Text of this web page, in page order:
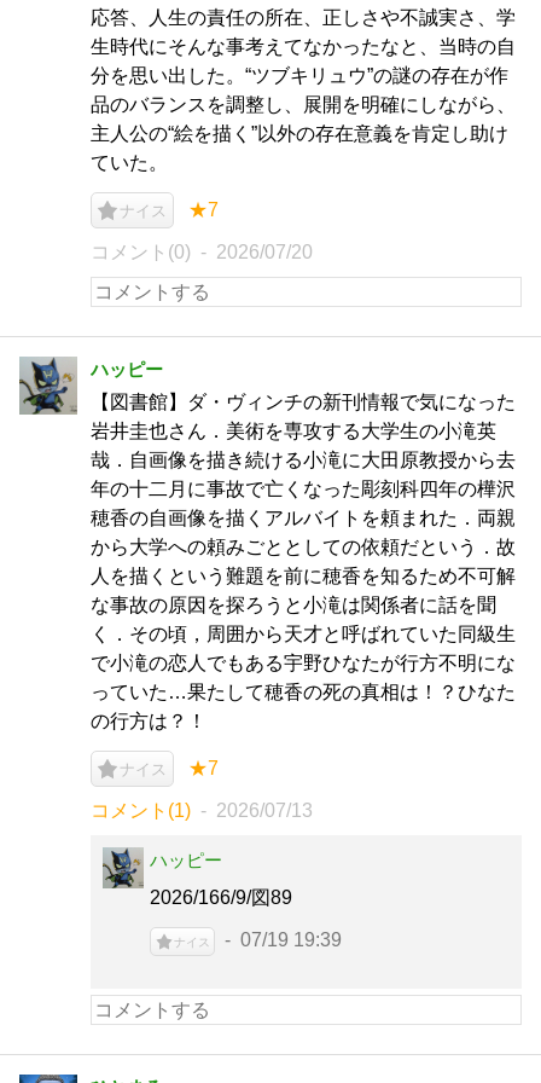
応答、人生の責任の所在、正しさや不誠実さ、学
生時代にそんな事考えてなかったなと、当時の自
分を思い出した。“ツブキリュウ”の謎の存在が作
品のバランスを調整し、展開を明確にしながら、
主人公の“絵を描く”以外の存在意義を肯定し助け
ていた。
ナイス ★7
コメント(0) 2026/07/20
ハッピー
【図書館】ダ・ヴィンチの新刊情報で気になった
岩井圭也さん．美術を専攻する大学生の小滝英
哉．自画像を描き続ける小滝に大田原教授から去
年の十二月に事故で亡くなった彫刻科四年の樺沢
穂香の自画像を描くアルバイトを頼まれた．両親
から大学への頼みごととしての依頼だという．故
人を描くという難題を前に穂香を知るため不可解
な事故の原因を探ろうと小滝は関係者に話を聞
く．その頃，周囲から天才と呼ばれていた同級生
で小滝の恋人でもある宇野ひなたが行方不明にな
っていた…果たして穂香の死の真相は！？ひなた
の行方は？！
ナイス ★7
コメント(1) 2026/07/13
ハッピー
2026/166/9/図89
ナイス 07/19 19:39